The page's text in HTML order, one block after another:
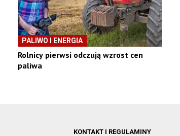
PALIWO I ENERGIA
Rolnicy pierwsi odczują wzrost cen
paliwa
KONTAKT I REGULAMINY